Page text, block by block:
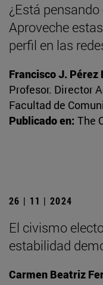
¿Está
Aproveche
perfil en las
Francisco J. Pérez
Profesor. Director
Facultad de
Publicado en: The
26 | 11 | 2024
El civismo
estabilidad
Carmen Beatriz